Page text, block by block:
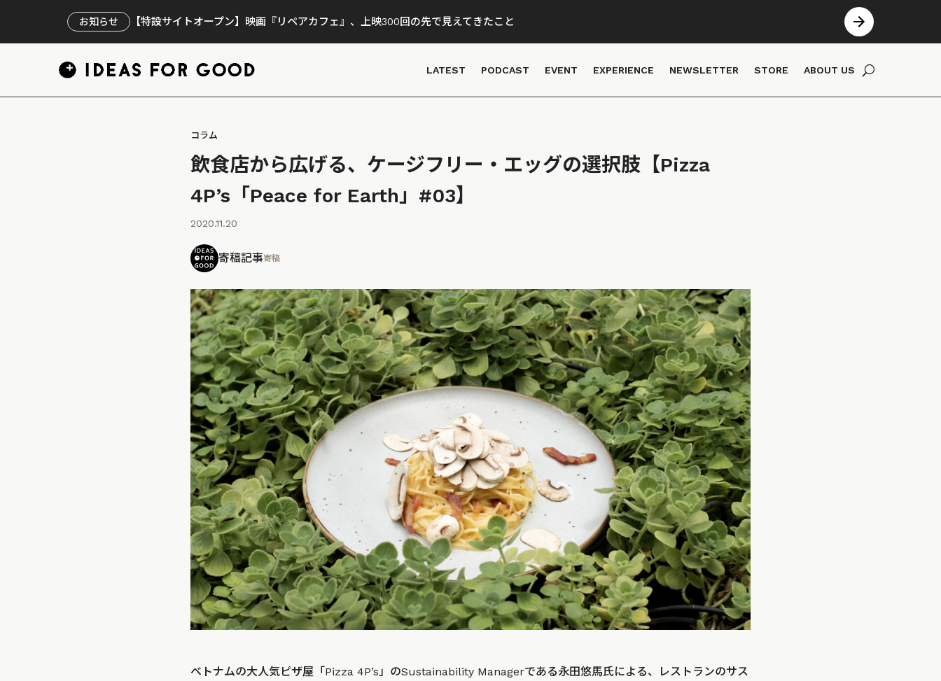
お知らせ 【特設サイトオープン】映画『リペアカフェ』、上映300回の先で見えてきたこと
LATEST PODCAST EVENT EXPERIENCE NEWSLETTER STORE ABOUT US
コラム
飲食店から広げる、ケージフリー・エッグの選択肢【Pizza
4P’s「Peace for Earth」#03】
2020.11.20
寄稿記事寄稿
ベトナムの大人気ピザ屋「Pizza 4P’s」のSustainability Managerである永田悠馬氏による、レストランのサス